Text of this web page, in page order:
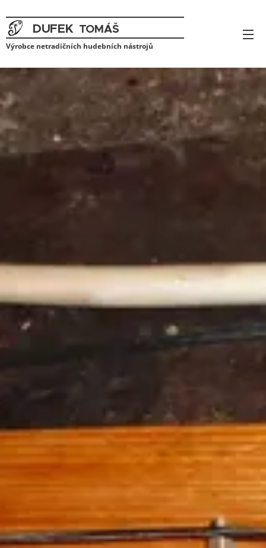
DUFEK TOMÁŠ
VÝROBCE NETRADIČNÍCH HUDEBNÍC H
Výrobce netradičních hudebních nástrojů